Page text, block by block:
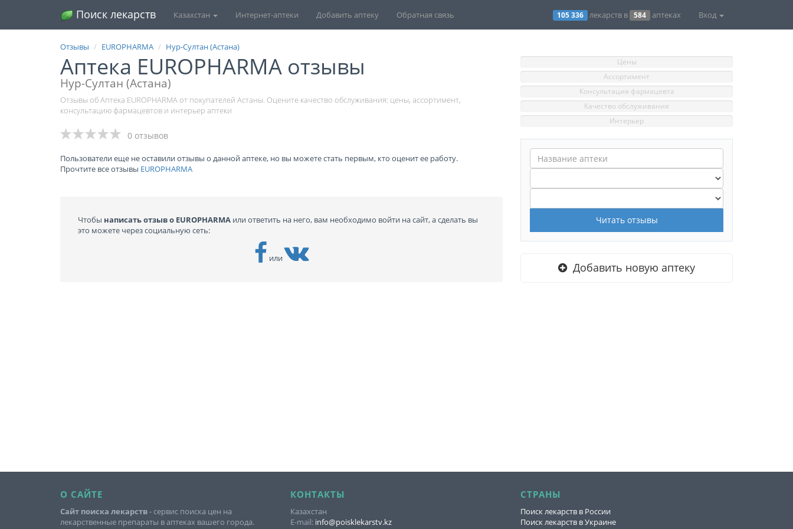
Поиск лекарств Казахстан Интернет-аптеки Добавить аптеку Обратная связь 105 336 лекарств в 584 аптеках Вход
Отзывы EUROPHARMA Нур-Султан (Астана)
Аптека EUROPHARMA отзывы
Нур-Султан (Астана)
Отзывы об Аптека EUROPHARMA от покупателей Астаны. Оцените качество обслуживания: цены, ассортимент,
консультацию фармацевтов и интерьер аптеки
0 отзывов
Пользователи еще не оставили отзывы о данной аптеке, но вы можете стать первым, кто оценит ее работу.
Прочтите все отзывы EUROPHARMA
Чтобы написать отзыв о EUROPHARMA или ответить на него, вам необходимо войти на сайт, а сделать вы
это можете через социальную сеть:
или
Цены
Ассортимент
Консультация фармацевта
Качество обслуживания
Интерьер
Читать отзывы
Добавить новую аптеку
О САЙТЕ
Сайт поиска лекарств- сервис поиска цен на
лекарственные препараты в аптеках вашего города.
КОНТАКТЫ
Казахстан
E-mail: info@poisklekarstv.kz
СТРАНЫ
Поиск лекарств в России
Поиск лекарств в Украине